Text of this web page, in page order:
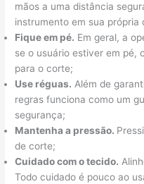
mãos a uma distância
instrumento em sua própria
Fique em pé. Em geral, a
se o usuário estiver em pé,
para o corte;
Use réguas. Além de
regras funciona como um
segurança;
Mantenha a pressão.
de corte;
Cuidado com o tecido.
Todo cuidado é pouco ao